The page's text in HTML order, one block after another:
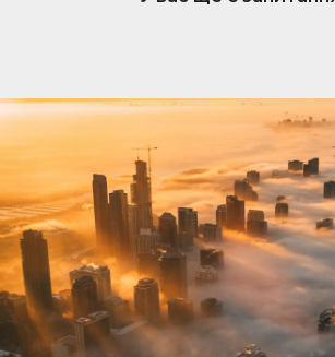
нерухомості. Коли вам
Щоб відповісти та зв’язатися з
покупцями чи орендарями,
ваша підписка активна.